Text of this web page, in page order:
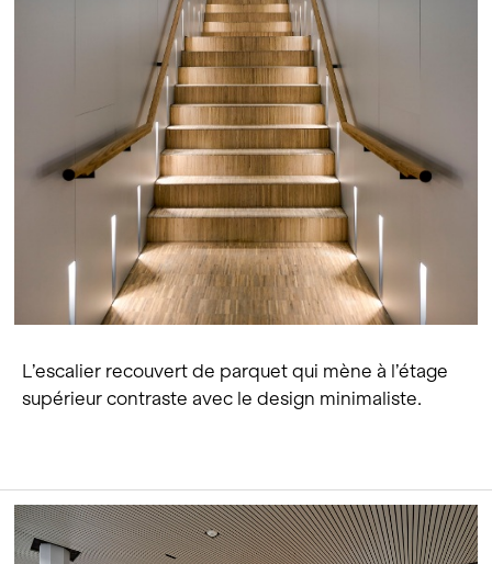
L’escalier recouvert de parquet qui mène à l’étage
supérieur contraste avec le design minimaliste.